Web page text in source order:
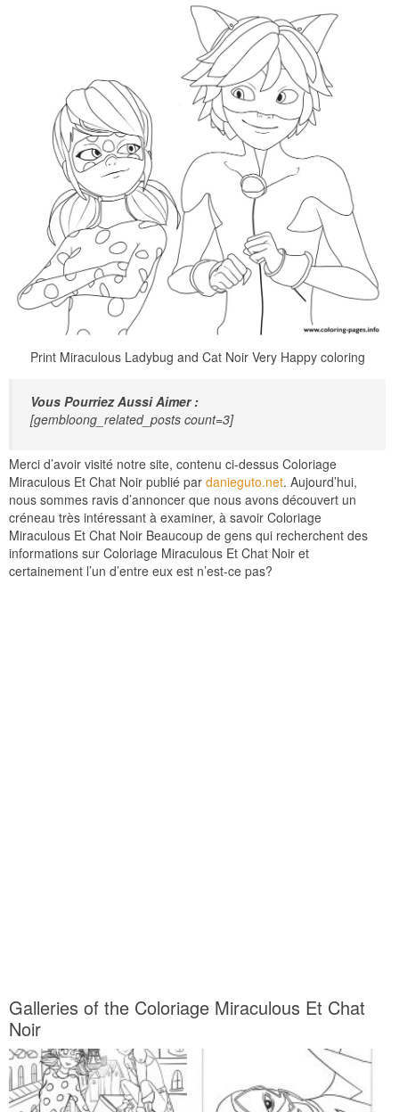
Print Miraculous Ladybug and Cat Noir Very Happy coloring
Vous Pourriez Aussi Aimer :
[gembloong_related_posts count=3]
Merci d’avoir visité notre site, contenu ci-dessus Coloriage
Miraculous Et Chat Noir publié par danieguto.net. Aujourd’hui,
nous sommes ravis d’annoncer que nous avons découvert un
créneau très intéressant à examiner, à savoir Coloriage
Miraculous Et Chat Noir Beaucoup de gens qui recherchent des
informations sur Coloriage Miraculous Et Chat Noir et
certainement l’un d’entre eux est n’est-ce pas?
Galleries of the Coloriage Miraculous Et Chat
Noir